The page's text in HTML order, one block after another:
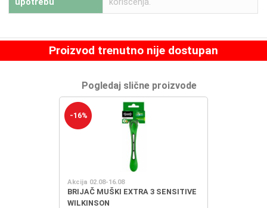
Proizvod trenutno nije dostupan
Pogledaj slične proizvode
-16%
Akcija 02.08-16.08
BRIJAČ MUŠKI EXTRA 3 SENSITIVE
WILKINSON